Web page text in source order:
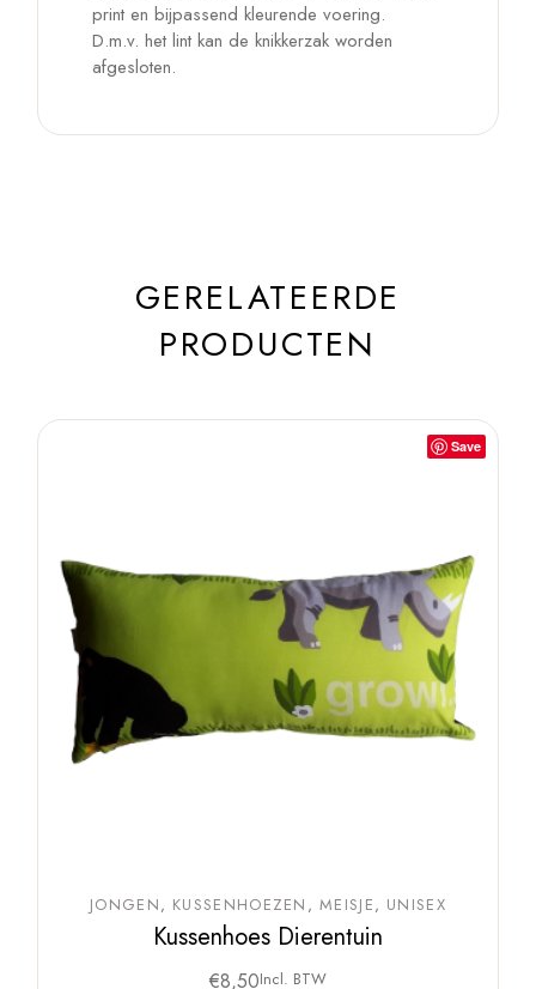
print en bijpassend kleurende voering.
D.m.v. het lint kan de knikkerzak worden
afgesloten.
GERELATEERDE
PRODUCTEN
Save
JONGEN KUSSENHOEZEN MEISJE UNISEX
Kussenhoes Dierentuin
€8,50Incl. BTW